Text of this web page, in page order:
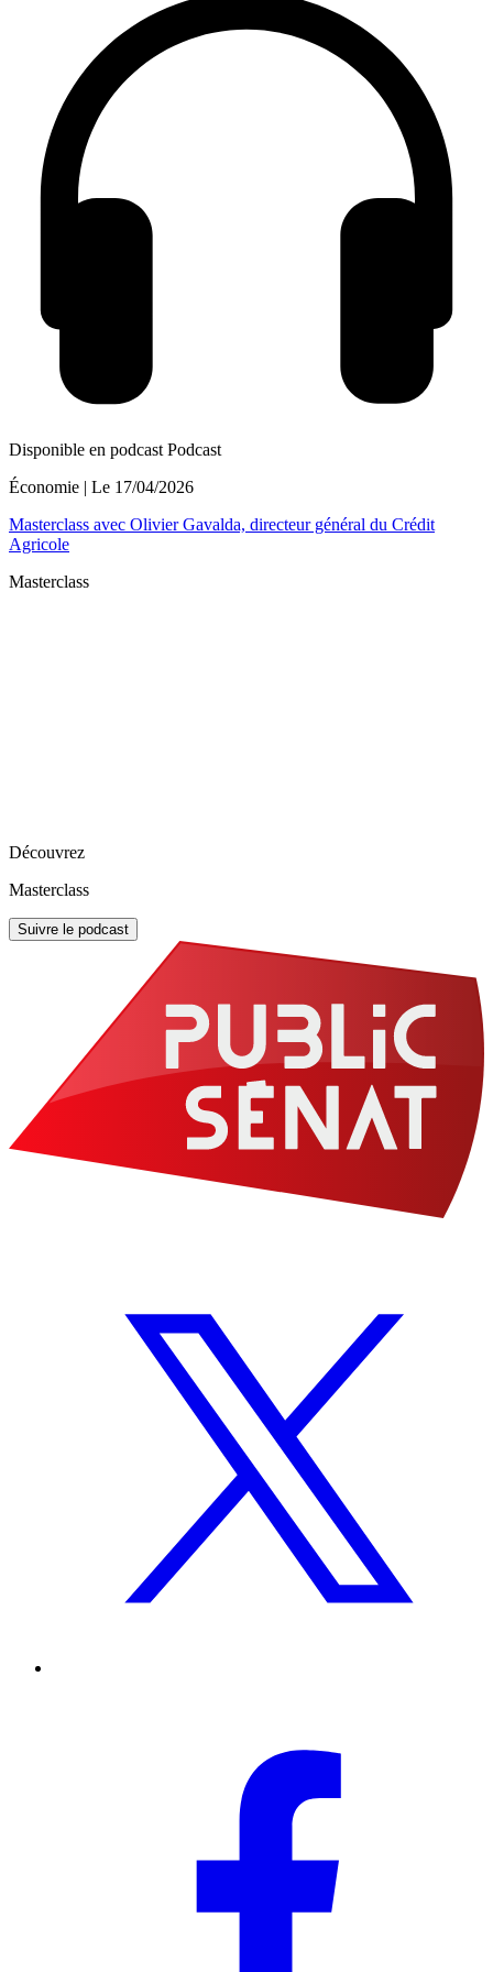
Disponible en podcast Podcast
Économie | Le 17/04/2026
Masterclass avec Olivier Gavalda, directeur général du Crédit
Agricole
Masterclass
Découvrez
Masterclass
Suivre le podcast